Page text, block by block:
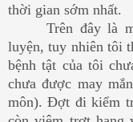
thời gian sớm nhất.
Trên đây là
luyện, tuy nhiên tôi
bệnh tật của tôi
chưa được may
môn). Đợt đi kiểm